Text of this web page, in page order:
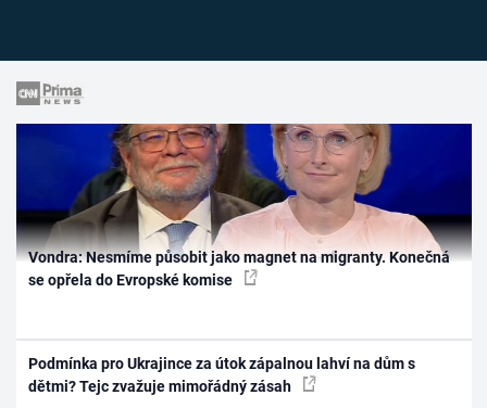
Vondra: Nesmíme působit jako magnet na migranty. Konečná
se opřela do Evropské komise
Podmínka pro Ukrajince za útok zápalnou lahví na dům s
dětmi? Tejc zvažuje mimořádný zásah